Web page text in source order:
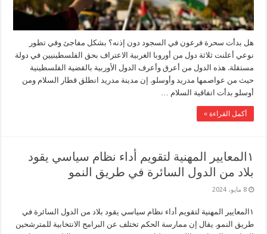
هل بدأت سحرة فرعون في السجود دون إذنه؟ بشكل مفاجئ وفي تطور
نوعي أعلنت ثلاثة دول من أوروبا الغربية الاعتراف بحق الفلسطينيين في دولة
مستقلة. هذه الدول من أعرق وأعرف الدول الأوربية بالقضية الفلسطينية
حيث من عواصمها مدريد وأوسلو. إن مدينة مدريد انطلق قطار السلام ومن
أوسلو بدأت اتفاقية السلام …
أكمل القراءة »
١المعايير المهنية لتقويم أداء نظام سياسي يقود
بلاد من الدول السائرة في طريق النمو
8 مايو، 2024
١المعايير المهنية لتقويم أداء نظام سياسي يقود بلاد من الدول السائرة في
طريق النمو. يقال إن ممارسة الحكم تختلف عن البرامج الانتخابية للمترشحين